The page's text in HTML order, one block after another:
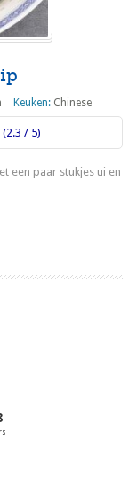
Keuken: Chinese
(2.3 / 5)
een paar stukjes ui en